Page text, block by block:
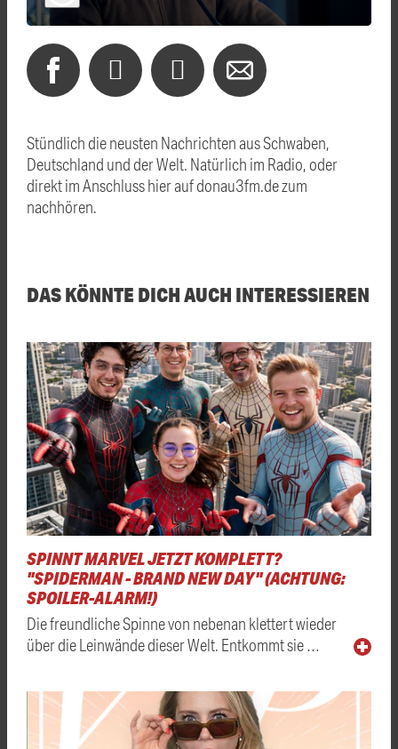
Stündlich die neusten Nachrichten aus Schwaben,
Deutschland und der Welt. Natürlich im Radio, oder
direkt im Anschluss hier auf donau3fm.de zum
nachhören.
DAS KÖNNTE DICH AUCH INTERESSIEREN
SPINNT MARVEL JETZT KOMPLETT?
"SPIDERMAN - BRAND NEW DAY" (ACHTUNG:
SPOILER-ALARM!)
Die freundliche Spinne von nebenan klettert wieder
über die Leinwände dieser Welt. Entkommt sie …